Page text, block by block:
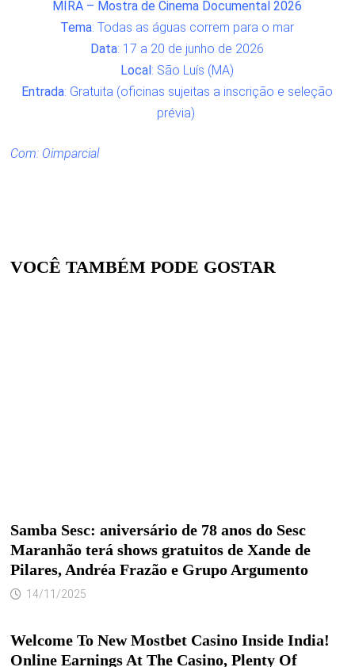
MIRA – Mostra de Cinema Documental 2026
Tema: Todas as águas correm para o mar
Data: 17 a 20 de junho de 2026
Local: São Luís (MA)
Entrada: Gratuita (oficinas sujeitas a inscrição e seleção
prévia)
Com: Oimparcial
VOCÊ TAMBÉM PODE GOSTAR
Samba Sesc: aniversário de 78 anos do Sesc
Maranhão terá shows gratuitos de Xande de
Pilares, Andréa Frazão e Grupo Argumento
14/11/2025
Welcome To New Mostbet Casino Inside India!
Online Earnings At The Casino, Plenty Of